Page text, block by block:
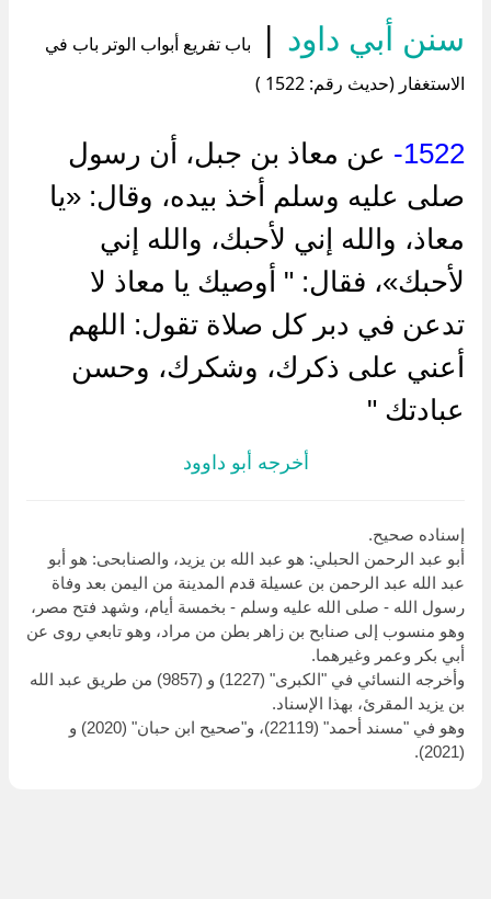
سنن أبي داود |
باب تفريع أبواب الوتر باب في
الاستغفار (حديث رقم: 1522 )
1522-
عن معاذ بن جبل، أن رسول
صلى عليه وسلم أخذ بيده، وقال: «يا
معاذ، والله إني لأحبك، والله إني
لأحبك»، فقال: " أوصيك يا معاذ لا
تدعن في دبر كل صلاة تقول: اللهم
أعني على ذكرك، وشكرك، وحسن
عبادتك "
أخرجه أبو داوود
إسناده صحيح.
أبو عبد الرحمن الحبلي: هو عبد الله بن يزيد، والصنابحى: هو أبو
عبد الله عبد الرحمن بن عسيلة قدم المدينة من اليمن بعد وفاة
رسول الله - صلى الله عليه وسلم - بخمسة أيام، وشهد فتح مصر،
وهو منسوب إلى صنابح بن زاهر بطن من مراد، وهو تابعي روى عن
أبي بكر وعمر وغيرهما.
وأخرجه النسائي في "الكبرى" (1227) و (9857) من طريق عبد الله
بن يزيد المقرئ، بهذا الإسناد.
وهو في "مسند أحمد" (22119)، و"صحيح ابن حبان" (2020) و
(2021).